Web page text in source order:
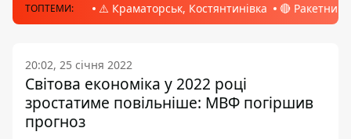
ТОПТЕМИ: ⚠️ Краматорськ, Костянтинівка 🔴 Ракетний
20:02, 25 січня 2022
Світова економіка у 2022 році
зростатиме повільніше: МВФ погіршив
прогноз